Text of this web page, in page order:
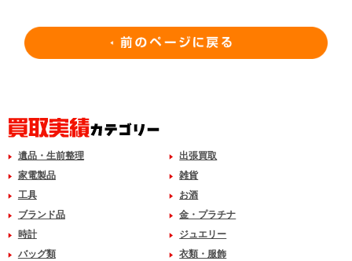
遺品・生前整理
出張買取
家電製品
雑貨
工具
お酒
ブランド品
金・プラチナ
時計
ジュエリー
バッグ類
衣類・服飾